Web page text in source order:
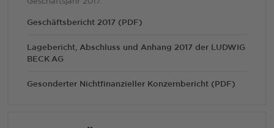
Geschäftsbericht 2017 (PDF)
Lagebericht, Abschluss und Anhang 2017 der LUDWIG
BECK AG
Gesonderter Nichtfinanzieller Konzernbericht (PDF)